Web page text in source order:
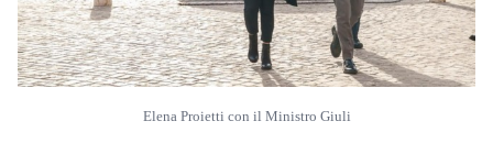
Elena Proietti con il Ministro Giuli